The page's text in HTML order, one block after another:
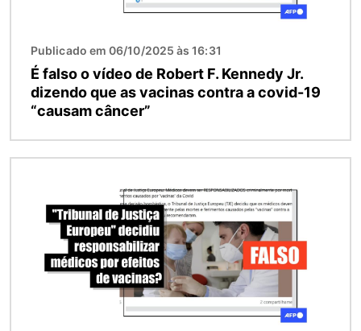
Publicado em 06/10/2025 às 16:31
É falso o vídeo de Robert F. Kennedy Jr.
dizendo que as vacinas contra a covid-19
“causam câncer”